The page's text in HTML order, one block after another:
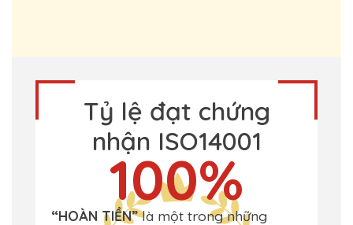
Tỷ lệ đạt chứng
nhận ISO14001
100%
“HOÀN TIỀN”là một trong những